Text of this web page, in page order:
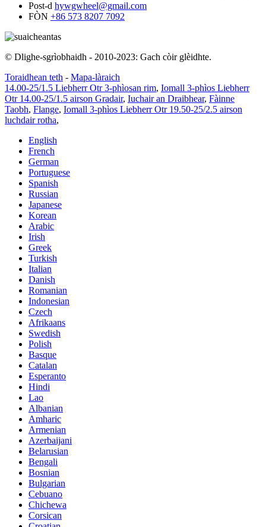
Post-d hywgwheel@gmail.com
FÒN +86 573 8207 7092
© Dlighe-sgrìobhaidh - 2010-2023: Gach còir glèidhte.
Toraidhean teth - Mapa-làraich
14.00-25/1.5 Liebherr Otr 3-phìosan rim, Iomall 3-phìos Liebherr
Otr 14.00-25/1.5 airson Gradair, Iuchair an Draibhear, Fàinne
Taobh, Flange, Iomall 3-phìos Liebherr Otr 19.50-25/2.5 airson
luchdair rotha,
English
French
German
Portuguese
Spanish
Russian
Japanese
Korean
Arabic
Irish
Greek
Turkish
Italian
Danish
Romanian
Indonesian
Czech
Afrikaans
Swedish
Polish
Basque
Catalan
Esperanto
Hindi
Lao
Albanian
Amharic
Armenian
Azerbaijani
Belarusian
Bengali
Bosnian
Bulgarian
Cebuano
Chichewa
Corsican